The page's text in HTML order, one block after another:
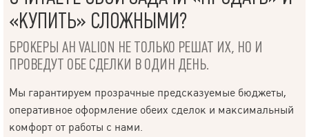
«КУПИТЬ» СЛОЖНЫМИ?
БРОКЕРЫ АН VALION НЕ ТОЛЬКО РЕШАТ ИХ, НО И
ПРОВЕДУТ ОБЕ СДЕЛКИ В ОДИН ДЕНЬ.
Мы гарантируем прозрачные предсказуемые бюджеты,
оперативное оформление обеих сделок и максимальный
комфорт от работы с нами.